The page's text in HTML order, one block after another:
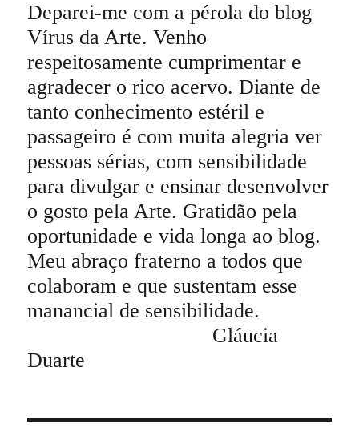
Deparei-me com a pérola do blog
Vírus da Arte. Venho
respeitosamente cumprimentar e
agradecer o rico acervo. Diante de
tanto conhecimento estéril e
passageiro é com muita alegria ver
pessoas sérias, com sensibilidade
para divulgar e ensinar desenvolver
o gosto pela Arte. Gratidão pela
oportunidade e vida longa ao blog.
Meu abraço fraterno a todos que
colaboram e que sustentam esse
manancial de sensibilidade.
Gláucia
Duarte